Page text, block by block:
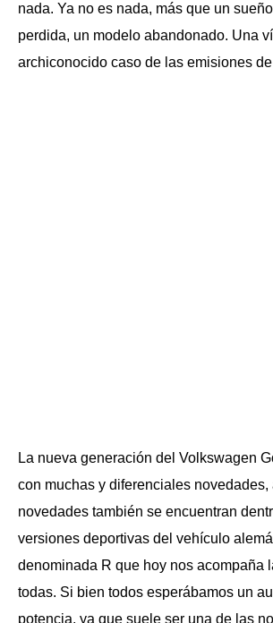
nada. Ya no es nada, más que un
perdida, un modelo abandonado. Una
archiconocido caso de las emisiones
La nueva generación del Volkswagen
con muchas y diferenciales novedades,
novedades también se encuentran
versiones deportivas del vehículo
denominada R que hoy nos acompaña
todas. Si bien todos esperábamos un
potencia, ya que suele ser una de las